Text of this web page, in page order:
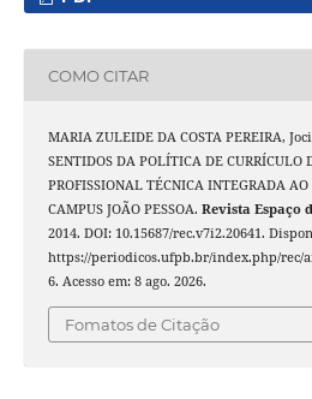
COMO CITAR
MARIA ZULEIDE DA COSTA PEREIRA,
SENTIDOS DA POLÍTICA DE CURRÍCULO
PROFISSIONAL TÉCNICA INTEGRADA
CAMPUS JOÃO PESSOA. Revista Espaço
2014. DOI: 10.15687/rec.v7i2.20641.
https://periodicos.ufpb.br/index.php/rec/
6. Acesso em: 8 ago. 2026.
Fomatos de Citação